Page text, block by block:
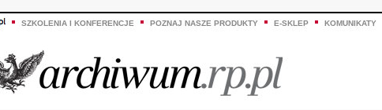
SZKOLENIA I KONFERENCJE POZNAJ NASZE PRODUKTY E-SKLEP KOMUNIKATY